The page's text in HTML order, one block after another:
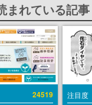
まれている記事
24519 注目度